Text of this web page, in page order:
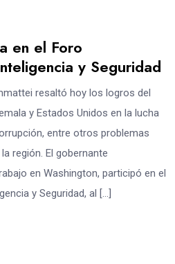
en el Foro
y Seguridad
resaltó hoy los logros del
y Estados Unidos en la lucha
entre otros problemas
región. El gobernante
en Washington, participó en el
y Seguridad, al […]